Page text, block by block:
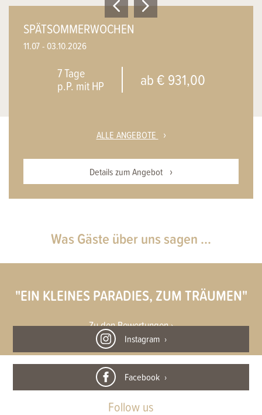
SPÄTSOMMERWOCHEN
11.07 - 03.10.2026
7 Tage
p.P. mit HP
ab € 931,00
ALLE ANGEBOTE
Details zum Angebot
Was Gäste über uns sagen ...
"EIN KLEINES PARADIES, ZUM TRÄUMEN"
Zu den Bewertungen ›
Instagram
Facebook
Follow us